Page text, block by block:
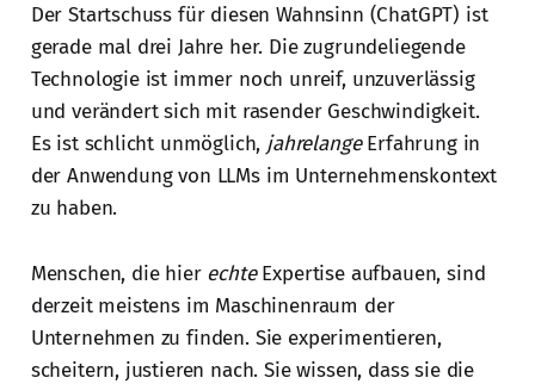
Der Startschuss für diesen Wahnsinn (ChatGPT) ist
gerade mal drei Jahre her. Die zugrundeliegende
Technologie ist immer noch unreif, unzuverlässig
und verändert sich mit rasender Geschwindigkeit.
Es ist schlicht unmöglich, jahrelangeErfahrung in
der Anwendung von LLMs im Unternehmenskontext
zu haben.
Menschen, die hier echteExpertise aufbauen, sind
derzeit meistens im Maschinenraum der
Unternehmen zu finden. Sie experimentieren,
scheitern, justieren nach. Sie wissen, dass sie die